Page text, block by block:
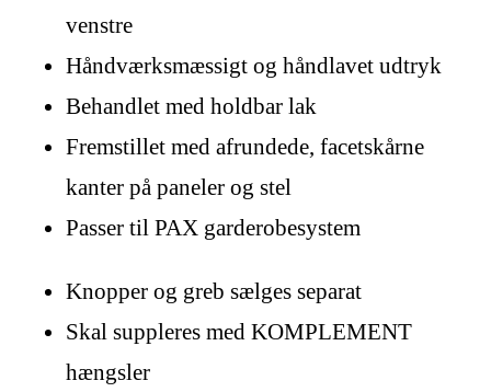
venstre
Håndværksmæssigt og håndlavet udtryk
Behandlet med holdbar lak
Fremstillet med afrundede, facetskårne
kanter på paneler og stel
Passer til PAX garderobesystem
Knopper og greb sælges separat
Skal suppleres med KOMPLEMENT
hængsler